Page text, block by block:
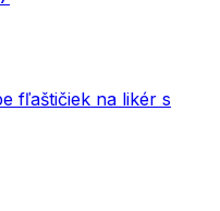
fľaštičiek na likér s